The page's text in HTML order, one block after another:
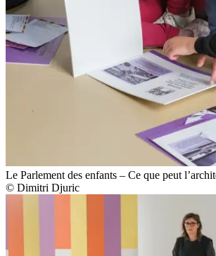
Le Parlement des enfants – Ce que peut
© Dimitri Djuric